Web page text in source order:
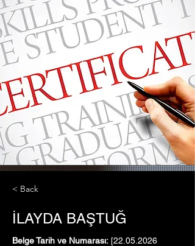
< Back
İLAYDA BAŞTUĞ
Belge Tarih ve Numarası: [22.05.2026